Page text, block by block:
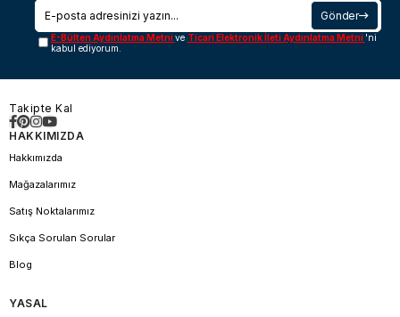
Gönder
E-Bülten Aydınlatma Metnive Ticari Elektronik İleti Aydınlatma Metni 'ni
kabul ediyorum.
Takipte Kal
HAKKIMIZDA
Hakkımızda
Mağazalarımız
Satış Noktalarımız
Sıkça Sorulan Sorular
Blog
YASAL